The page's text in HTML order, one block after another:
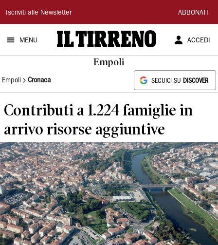
Il
Tirreno
Iscriviti alle Newsletter ABBONATI
MENU ACCEDI
Empoli
Empoli Cronaca SEGUICI SU DISCOVER
Contributi a 1.224 famiglie in
arrivo risorse aggiuntive